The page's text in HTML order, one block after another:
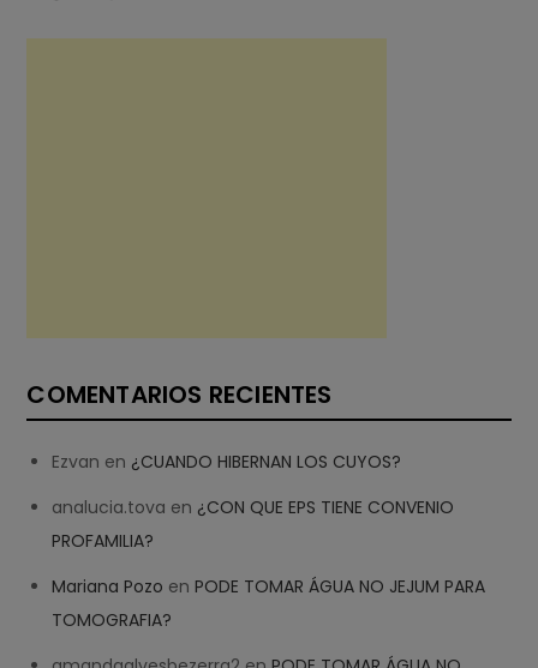
COMENTARIOS RECIENTES
Ezvan en ¿CUANDO HIBERNAN LOS CUYOS?
analucia.tova en ¿CON QUE EPS TIENE CONVENIO
PROFAMILIA?
Mariana Pozo enPODE TOMAR ÁGUA NO JEJUM PARA
TOMOGRAFIA?